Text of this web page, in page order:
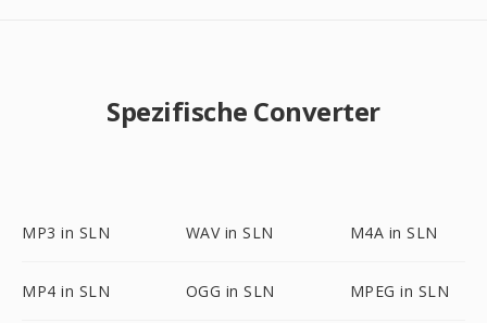
Spezifische Converter
MP3 in SLN WAV in SLN M4A in SLN
MP4 in SLN OGG in SLN MPEG in SLN